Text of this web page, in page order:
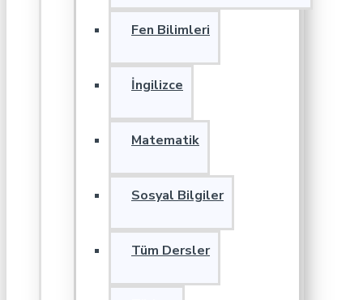
Fen Bilimleri
İngilizce
Matematik
Sosyal Bilgiler
Tüm Dersler